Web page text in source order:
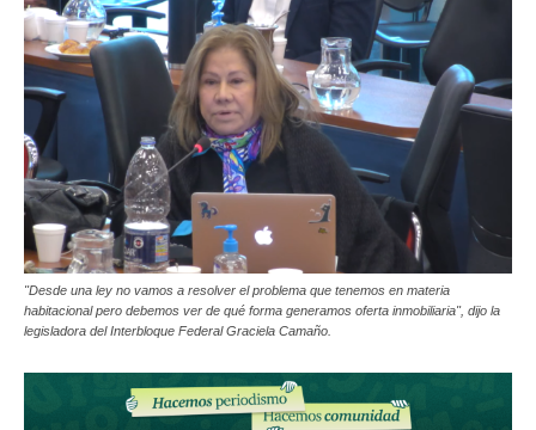
"Desde una ley no vamos a resolver el problema que tenemos en materia
habitacional pero debemos ver de qué forma generamos oferta inmobiliaria", dijo la
legisladora del Interbloque Federal Graciela Camaño.